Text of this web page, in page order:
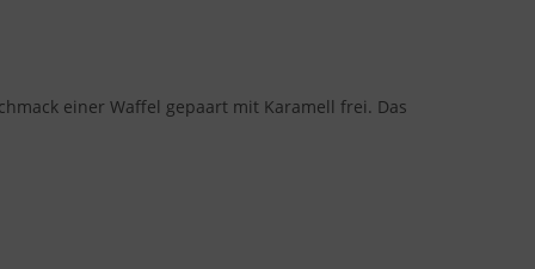
einer Waffel gepaart mit Karamell frei. Das